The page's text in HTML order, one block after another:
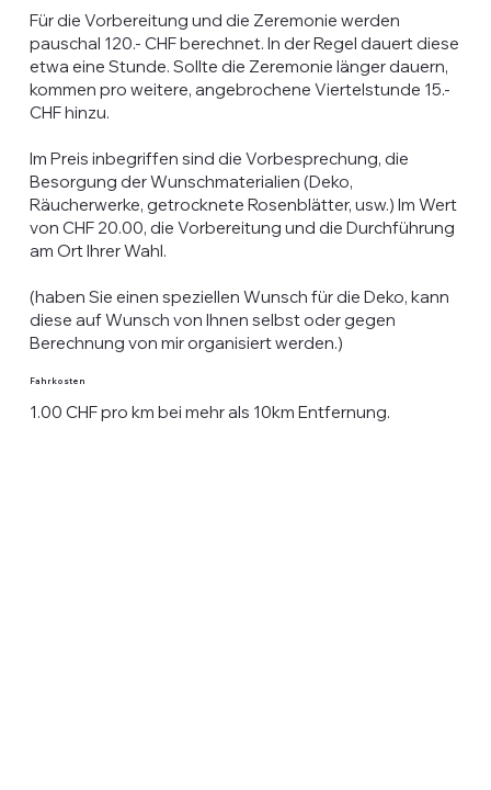
Für die Vorbereitung und die Zeremonie werden
pauschal 120.- CHF berechnet. In der Regel dauert diese
etwa eine Stunde. Sollte die Zeremonie länger dauern,
kommen pro weitere, angebrochene Viertelstunde 15.-
CHF hinzu.
Im Preis inbegriffen sind die Vorbesprechung, die
Besorgung der Wunschmaterialien (Deko,
Räucherwerke, getrocknete Rosenblätter, usw.) Im Wert
von CHF 20.00, die Vorbereitung und die Durchführung
am Ort Ihrer Wahl.
(haben Sie einen speziellen Wunsch für die Deko, kann
diese auf Wunsch von Ihnen selbst oder gegen
Berechnung von mir organisiert werden.)
Fahrkosten
1.00 CHF pro km bei mehr als 10km Entfernung.